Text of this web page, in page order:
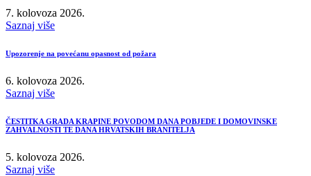
7. kolovoza 2026.
Saznaj više
Upozorenje na povećanu opasnost od požara
6. kolovoza 2026.
Saznaj više
ČESTITKA GRADA KRAPINE POVODOM DANA POBJEDE I DOMOVINSKE
ZAHVALNOSTI TE DANA HRVATSKIH BRANITELJA
5. kolovoza 2026.
Saznaj više